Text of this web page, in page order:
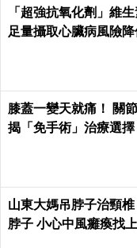
「超強抗氧化劑」維
足量攝取心臟病風險
膝蓋一變天就痛！ 關
揭「免手術」治療選
山東大媽吊脖子治頸
脖子 小心中風癱瘓找